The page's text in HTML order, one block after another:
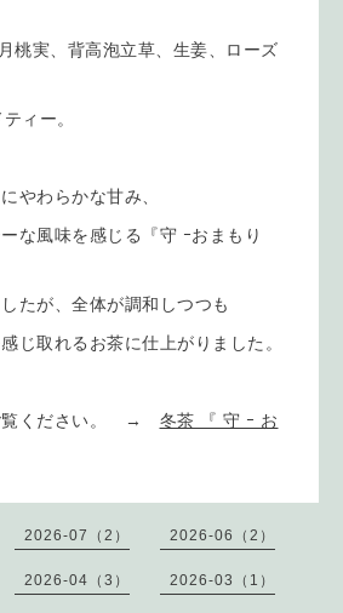
桃実、背高泡立草、生姜、ローズ
ィー。
やわらかな甘み、
な風味を感じる『守 ｰおまもり
たが、全体が調和しつつも
じ取れるお茶に仕上がりました。
覧ください。 → 冬茶 『 守 ｰ お
2026-07（2） 2026-06（2）
2026-04（3） 2026-03（1）